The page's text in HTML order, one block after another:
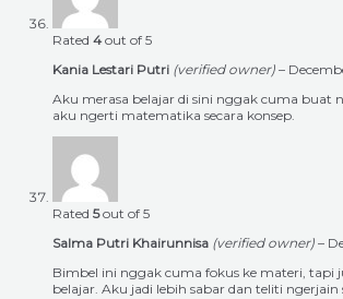
Rated 4 out of 5
Kania Lestari Putri (verified owner) –
Aku merasa belajar di sini nggak cuma buat
aku ngerti matematika secara konsep.
Rated 5out of 5
Salma Putri Khairunnisa (verified owner) –
Bimbel ini nggak cuma fokus ke materi, tapi
belajar. Aku jadi lebih sabar dan teliti ngerjain